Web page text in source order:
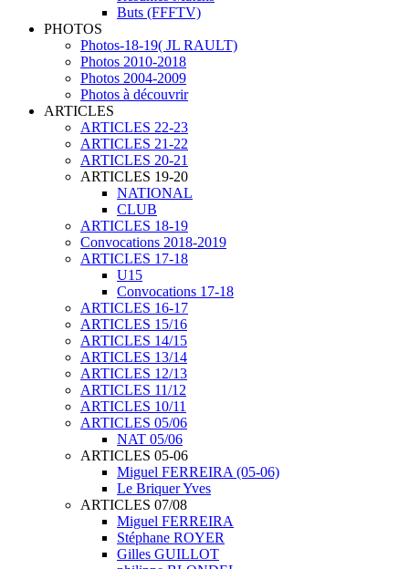
Buts (FFFTV)
PHOTOS
Photos-18-19( JL RAULT)
Photos 2010-2018
Photos 2004-2009
Photos à découvrir
ARTICLES
ARTICLES 22-23
ARTICLES 21-22
ARTICLES 20-21
ARTICLES 19-20
NATIONAL
CLUB
ARTICLES 18-19
Convocations 2018-2019
ARTICLES 17-18
U15
Convocations 17-18
ARTICLES 16-17
ARTICLES 15/16
ARTICLES 14/15
ARTICLES 13/14
ARTICLES 12/13
ARTICLES 11/12
ARTICLES 10/11
ARTICLES 05/06
NAT 05/06
ARTICLES 05-06
Miguel FERREIRA (05-06)
Le Briquer Yves
ARTICLES 07/08
Miguel FERREIRA
Stéphane ROYER
Gilles GUILLOT